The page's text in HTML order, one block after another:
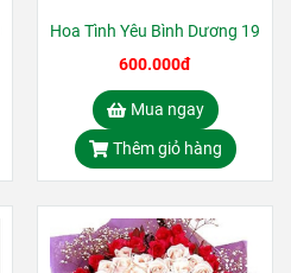
Hoa Tình Yêu Bình Dương 19
600.000đ
Mua ngay
Thêm giỏ hàng